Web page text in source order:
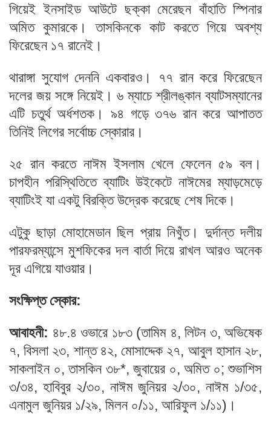
গিয়েই ইনসাইড আউটে ছক্কা মেরেছন বাঁহাতি স্পিনার
অমিত কুমারকে। তাসকিনকে কাট করতে গিয়ে অবশ্য
ফিরেছেন ১৭ রানেই।
থারাঙ্গা সুযোগ দেননি একবারও। ৭৭ রান করে ফিরেছেন
দলের জয় সঙ্গে নিয়েই। ৬ ম্যাচে শ্রীলঙ্কান ব্যাটসম্যানের
এটি চতুর্থ অর্ধশতক। ৯৪ গড়ে ৩৭৬ রান করে আপাতত
তিনিই লিগের সর্বোচ্চ স্কোরার।
২৫ রান করতে নাঈম ইসলাম খেলে ফেলেন ৫৯ বল।
চাপহীন পরিস্থিতিতে ব্যাটিং উইকেটে নাঈমের ম্যাড়মেড়ে
ব্যাটিংই যা একটু বিরক্তি উদ্রেক করেছে শেষ দিকে।
এটুকু ছাড়া মোহামেডান ছিল প্রায় নিখুঁত। দুর্দান্ত দলীয়
পারফরম্যান্সে মুশফিকের দল বার্তা দিয়ে রাখল আরও অনেক
দূর এগিয়ে যাওয়ার।
সংক্ষিপ্ত স্কোর:
আবাহনী: ৪৮.৪ ওভারে ১৮৩ (তামিম ৪, লিটন ৩, অভিষেক
৭, বিসলা ২৩, শান্ত ৪২, মোসাদ্দেক ২৭, আবুল হাসান ২৮,
সাকলাইন ০, তাসকিন ৩৮*, জুবায়ের ০, অমিত ০; শুভাশিস
৩/৩৪, হাবিবুর ২/৩০, নাঈম জুনিয়র ২/৩০, নাঈম ১/৩৫,
এনামুল জুনিয়র ১/২৯, মিলন ০/১১, আরিফুল ১/১১)।